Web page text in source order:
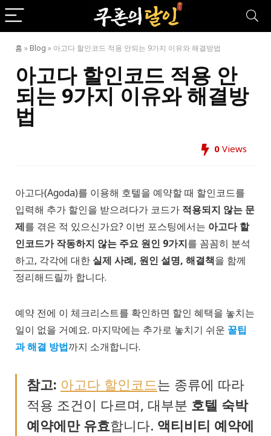
홈 » Blog » 아고다 할인코드 적용 안되는 9가지 이유와 해결방법
아고다 할인코드 적용 안
되는 9가지 이유와 해결방
법
0 Views
아고다(Agoda)를 이용해 호텔을 예약할 때 할인코드를
입력해 추가 할인을 받으려다가 코드가 적용되지 않는 문
제를 겪은 적 있으신가요? 이번 포스팅에서는 아고다 할
인코드가 작동하지 않는 주요 원인 9가지를 꼼꼼히 분석
하고, 각각에 대한 실제 사례, 원인 설명, 해결책을 함께
정리해드릴까 합니다.
예약 전에 이 체크리스트를 확인하면 할인 혜택을 놓치는
일이 없을 거예요. 마지막에는 추가로 놓치기 쉬운 꿀팁
과 해결 방법까지 소개합니다.
참고: 아고다 할인코드는 종류에 따라
적용 조건이 다르며, 대부분 호텔 숙박
예약에만 유효합니다. 액티비티 예약에